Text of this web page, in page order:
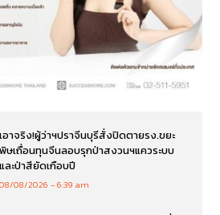
เอาจริง!ผู้ว่าฯปราจีนบุรีสั่งปิดตายรง.ขยะ
พิษเถื่อนทุนจีนลอบรุกป่าสงวนฯแควระบบ
และป่าสียัดเกือบปี
08/08/2026 6:39 am